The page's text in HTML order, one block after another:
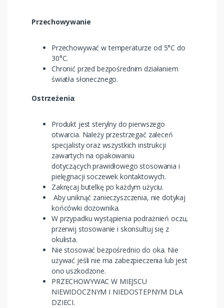
Przechowywanie
Przechowywać w temperaturze od 5°C do
30°C.
Chronić przed bezpośrednim działaniem
światła słonecznego.
Ostrzeżenia:
Produkt jest sterylny do pierwszego
otwarcia. Należy przestrzegać zaleceń
specjalisty oraz wszystkich instrukcji
zawartych na opakowaniu
dotyczących prawidłowego stosowania i
pielęgnacji soczewek kontaktowych.
Zakręcaj butelkę po każdym użyciu.
Aby uniknąć zanieczyszczenia, nie dotykaj
końcówki dozownika.
W przypadku wystąpienia podrażnień oczu,
przerwij stosowanie i skonsultuj się z
okulista.
Nie stosować bezpośrednio do oka. Nie
używać jeśli nie ma zabezpieczenia lub jest
ono uszkodzone.
PRZECHOWYWAC W MIEJSCU
NIEWIDOCZNYM I NIEDOSTEPNYM DLA
DZIECI.